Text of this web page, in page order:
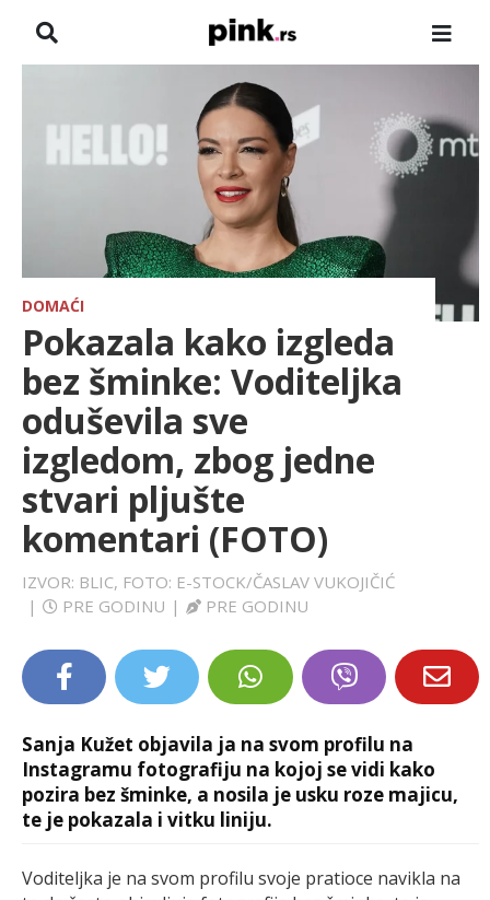
VESTI
HRONIKA
FARMERI
SPORT
LIFESTYLE
DOMAĆI
Pokazala kako izgleda
bez šminke: Voditeljka
oduševila sve
izgledom, zbog jedne
stvari pljušte
komentari (FOTO)
IZVOR: BLIC, FOTO: E-STOCK/ČASLAV VUKOJIČIĆ
|
PRE GODINU | PRE GODINU
Sanja Kužet objavila ja na svom profilu na
Instagramu fotografiju na kojoj se vidi kako
pozira bez šminke, a nosila je usku roze majicu,
te je pokazala i vitku liniju.
Voditeljka je na svom profilu svoje pratioce navikla na